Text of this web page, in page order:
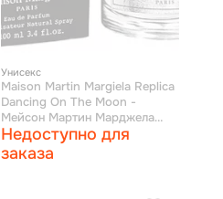
Унисекс
Maison Martin Margiela Replica
Dancing On The Moon -
Мейсон Мартин Марджела
реплика танцы на луне
парфюмерная вода 100 мл
Недоступно для
заказа